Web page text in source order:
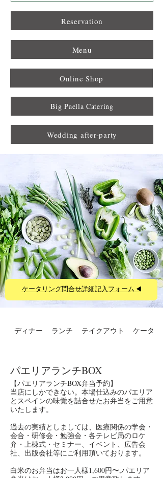
Reservation
Menu
Online Shop
Big Paella Catering
Wedding after-party
ケータリング問合せ詳細記入フォーム ◀️
ディナー ランチ テイクアウト ケータリ
パエリアランチBOX
【パエリアランチBOX弁当予約】
当店にしかできない。本場仕込みのパエリア
とスペインの味覚を詰合せたお弁当をご用意
いたします。
過去の実績としましては、医療関係の学会・
会合・研修会・勉強会・各テレビ局のロケ
弁・上棟式・セミナー、イベント、広告会
社、出版会社等にご利用頂いております。
白米のお弁当はお一人様1,600円〜,パエリア